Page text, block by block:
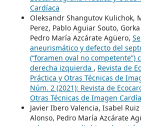
Cardíaca
Oleksandr Shangutov Kulichok,
Perez, Pablo Aguiar Souto,
Pedro María Azcárate Agüero,
aneurismático y defecto del
(“foramen oval no competente”)
derecha izquierda , Revista de
Práctica y Otras Técnicas de
Núm. 2 (2021): Revista de
Otras Técnicas de Imagen
Javier Ibero Valencia, Isabel
Alonso, Pedro María Azcárate